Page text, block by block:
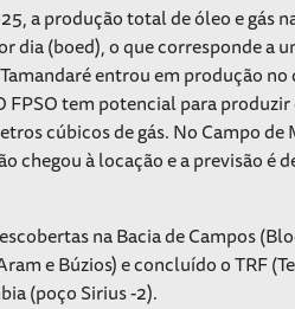
a produção total de óleo e gás
dia (boed), o que corresponde a
entrou em produção no
FPSO tem potencial para
cúbicos de gás. No Campo
chegou à locação e a previsão é
na Bacia de Campos
e Búzios) e concluído o TRF
(poço Sirius -2).